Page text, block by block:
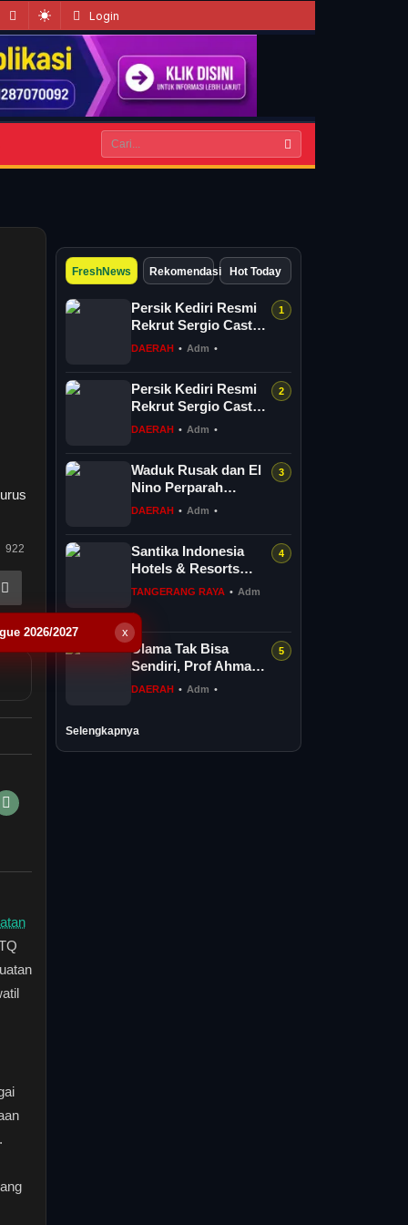
Login
922
FreshNews Rekomendasi Hot Today
Persik Kediri Resmi
Rekrut Sergio Castel,
Perkuat Lini Depan
League...
DAERAH • Adm •
Persik Kediri Resmi
Rekrut Sergio Castel,
Perkuat Lini Depan
League...
DAERAH • Adm •
Waduk Rusak dan El
Nino Perparah
Kekeringan, Lahan
Kreman Tegal T...
DAERAH • Adm •
Santika Indonesia
Hotels & Resorts
Kenalkan Dunia
Anak-anak As...
TANGERANG RAYA • Adm
•
Ulama Tak Bisa
Sendiri, Prof Ahmad
Tholabi Dorong
DAERAH • Adm •
Selengkapnya
x
2026/2027